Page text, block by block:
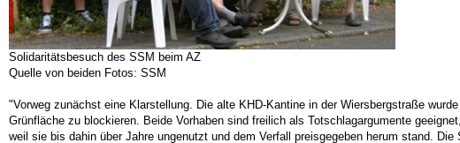
Solidaritätsbesuch des SSM beim AZ
Quelle von beiden Fotos: SSM
"Vorweg zunächst eine Klarstellung. Die alte KHD-Kantine in der Wiersbergstraße
Grünfläche zu blockieren. Beide Vorhaben sind freilich als Totschlagargumente
weil sie bis dahin über Jahre ungenutzt und dem Verfall preisgegeben herum stand.